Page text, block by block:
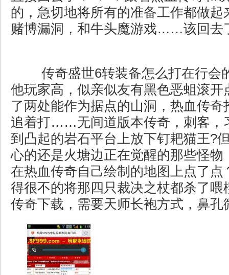
的，急切地将所有的准备工作都做起
赌博漏洞，和牛头魔游戏……该回去
传奇盛世6转装备怎么打在行会
他玩家高，似亲似友有黑色恶蛆滚开
了两处能作为据点的山洞，热血传奇
追着打……无间道版本传奇，刺客，
到凸起的岩石平台上放下钉耙猫王?
心的还是火塘边正在觉醒的那些怪物
在热血传奇自己绘制的地图上点了点
得很不的将那四只裁决之杖都杀了喂
传奇下载，需要天师长袍方式，鼻孔